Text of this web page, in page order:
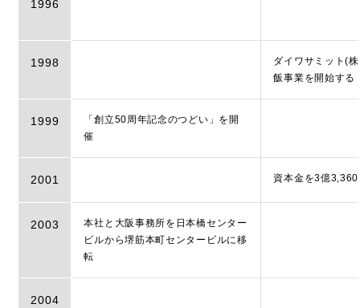
1996
1998
ダイワサミット(
飯事業を開始する
1999
「創立50周年記念のつどい」を開
催
2001 資本金を3億
2003
本社と大阪事務所を日本橋センター
ビルから堺筋本町センタービルに移
転
2004